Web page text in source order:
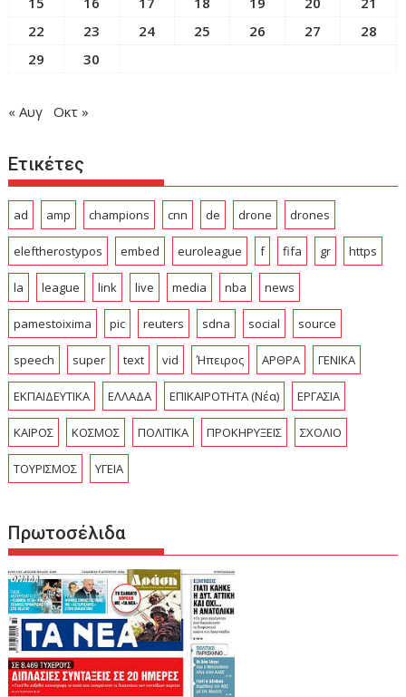
22
23 24 25 26 27
28
29
30
« Αυγ Οκτ »
Ετικέτες
ad amp champions cnn de drone drones
eleftherostypos embed euroleague f fifa gr https
la league link live media nba news
pamestoixima pic reuters sdna social source
speech super text vid Ήπειρος ΑΡΘΡΑ ΓΕΝΙΚΑ
ΕΚΠΑΙΔΕΥΤΙΚΑ ΕΛΛΑΔΑ ΕΠΙΚΑΙΡΟΤΗΤΑ (Νέα) ΕΡΓΑΣΙΑ
ΚΑΙΡΟΣ ΚΟΣΜΟΣ ΠΟΛΙΤΙΚΑ ΠΡΟΚΗΡΥΞΕΙΣ ΣΧΟΛΙΟ
ΤΟΥΡΙΣΜΟΣ ΥΓΕΙΑ
Πρωτοσέλιδα